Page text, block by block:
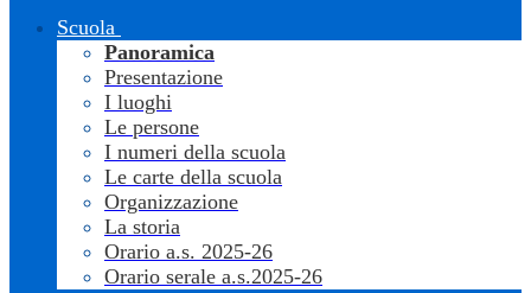
Scuola
Panoramica
Presentazione
I luoghi
Le persone
I numeri della scuola
Le carte della scuola
Organizzazione
La storia
Orario a.s. 2025-26
Orario serale a.s.2025-26